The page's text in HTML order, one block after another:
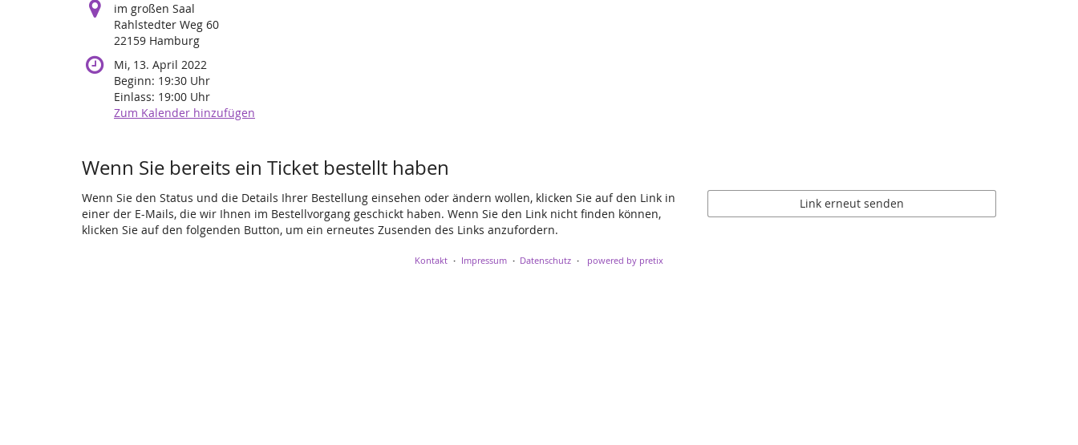
im großen Saal
Rahlstedter Weg 60
22159 Hamburg
Mi, 13. April 2022
Beginn: 19:30 Uhr
Einlass: 19:00 Uhr
Zum Kalender hinzufügen
Wenn Sie bereits ein Ticket bestellt haben
Wenn Sie den Status und die Details Ihrer Bestellung einsehen oder ändern wollen, klicken Sie auf den Link in
einer der E-Mails, die wir Ihnen im Bestellvorgang geschickt haben. Wenn Sie den Link nicht finden können,
klicken Sie auf den folgenden Button, um ein erneutes Zusenden des Links anzufordern.
Link erneut senden
Kontakt Impressum Datenschutz powered by pretix